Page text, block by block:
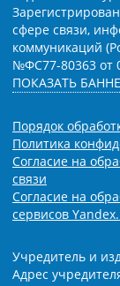
сфере связи,
коммуникаций
№ФС77-80363 от
ПОКАЗАТЬ
Порядок
Политика
Согласие на
связи
Согласие на
сервисов
Учредитель и
Адрес